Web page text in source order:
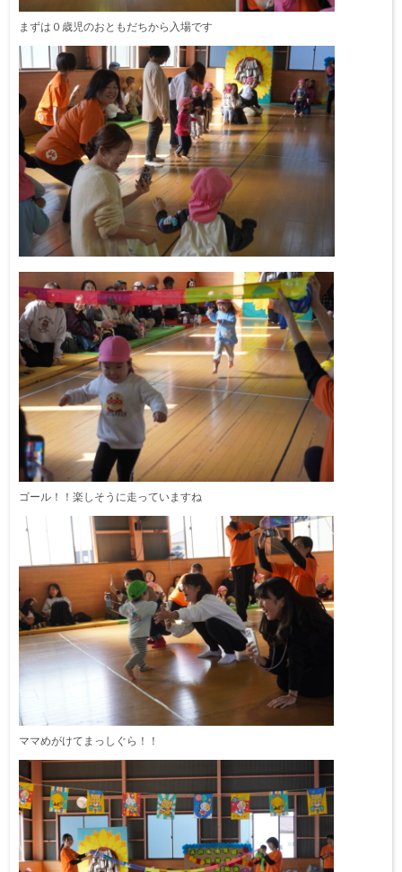
まずは０歳児のおともだちから入場です
ゴール！！楽しそうに走っていますね
ママめがけてまっしぐら！！